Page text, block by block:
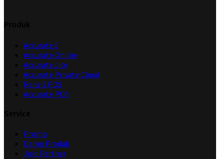
Accurate 5
Accurate Online
Accurate Lite
Accurate Private Cloud
Rene 2 POS
Accurate POS
Promo
Demo Produk
Join Partner